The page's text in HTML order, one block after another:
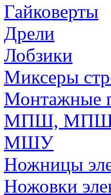
Гайковерты
Дрели
Лобзики
Миксеры
Монтажные
МПШ,
МШУ
Ножницы
Ножовки